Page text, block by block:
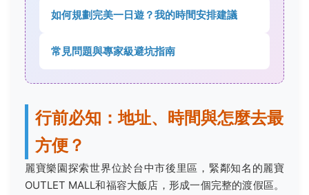
如何規劃完美一日遊？我的時間安排建議
常見問題與專家級避坑指南
行前必知：地址、時間與怎麼去最
方便？
麗寶樂園探索世界位於台中市後里區，緊鄰知名的麗寶
OUTLET MALL和福容大飯店，形成一個完整的渡假區。